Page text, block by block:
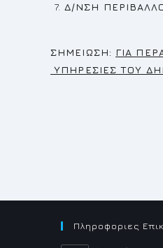
Δ/ΝΣΗ
ΣΗΜΕΙΩΣΗ: ΓΙΑ
ΥΠΗΡΕΣΙΕΣ ΤΟΥ
Πληροφοριες